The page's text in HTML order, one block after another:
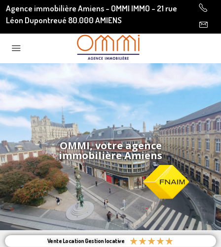
Agence immobilière Amiens - OMMI IMMO - 21 rue
Léon Dupontreué 80.000 AMIENS
OMMI, votre agence
immobilière Amiens
Vente Location Gestion locative ★★★★★